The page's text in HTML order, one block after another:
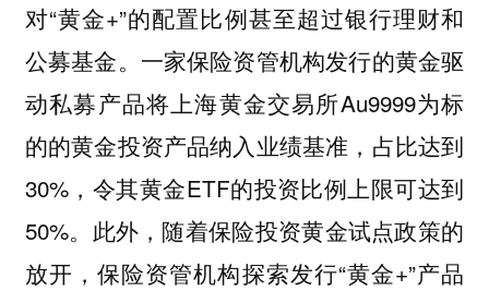
对“黄金+”的配置比例甚至超过银行理财和
公募基金。一家保险资管机构发行的黄金驱
动私募产品将上海黄金交易所Au9999为标
的的黄金投资产品纳入业绩基准，占比达到
30%，令其黄金ETF的投资比例上限可达到
50%。此外，随着保险投资黄金试点政策的
放开，保险资管机构探索发行“黄金+”产品